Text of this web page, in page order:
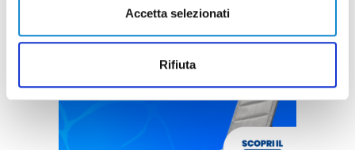
Accetta selezionati
Rifiuta